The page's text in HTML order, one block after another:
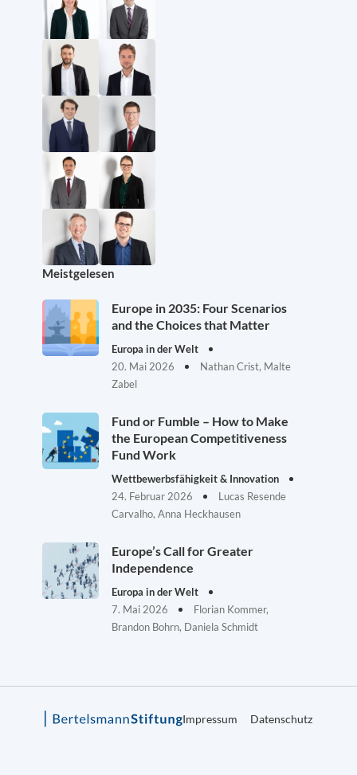
Meistgelesen
Europe in 2035: Four Scenarios
and the Choices that Matter
Europa in der Welt
20. Mai 2026
Nathan Crist, Malte
Zabel
Fund or Fumble – How to Make
the European Competitiveness
Fund Work
Wettbewerbsfähigkeit & Innovation
24. Februar 2026
Lucas Resende
Carvalho, Anna Heckhausen
Europe’s Call for Greater
Independence
Europa in der Welt
7. Mai 2026
Florian Kommer,
Brandon Bohrn, Daniela Schmidt
Impressum Datenschutz